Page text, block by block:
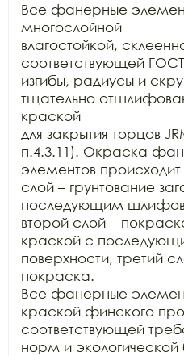
Все фанерные
многослойной
влагостойкой,
соответствующей
изгибы, радиусы и
тщательно
краской
для закрытия торцов
п.4.3.11). Окраска
элементов
слой – грунтование
последующим
второй слой –
краской с
поверхности, третий
покраска.
Все фанерные
краской финского
соответствующей
норм и экологической